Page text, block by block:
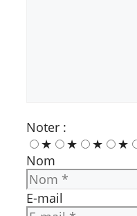
Noter :
★
★ ★ ★
Nom
E-mail